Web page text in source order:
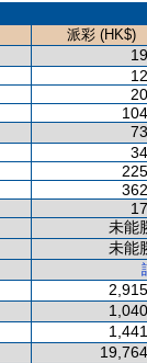
派彩 (HK$)
未能
未能